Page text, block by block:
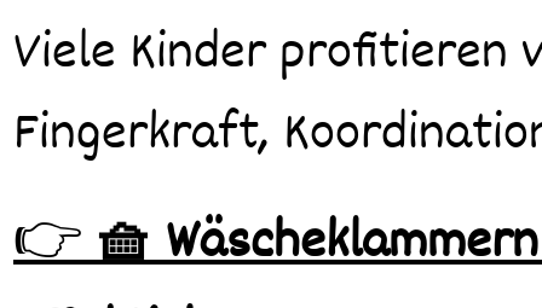
Viele Kinder profitieren
Fingerkraft,
👉🧺